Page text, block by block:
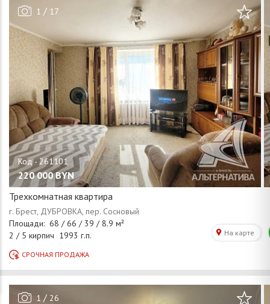
1 / 17
220 000 BYN
Трехкомнатная квартира
1 / 26